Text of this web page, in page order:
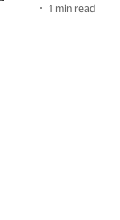
1 min read